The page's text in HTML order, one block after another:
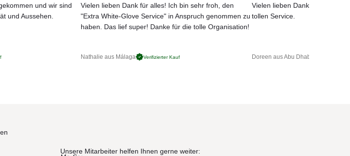
und wir sind
und Aussehen.
Vielen lieben Dank für alles! Ich bin sehr froh, den
"Extra White-Glove Service" in Anspruch genommen zu
haben. Das lief super! Danke für die tolle Organisation!
Nathalie aus Málaga Verifizierter Kauf
Vielen lieben Dank für das
tollen Service.
Doreen aus Abu Dhabi
Unsere Mitarbeiter helfen Ihnen gerne weiter: